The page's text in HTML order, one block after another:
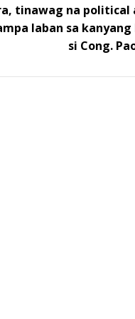
tinawag na
laban sa
si Cong.